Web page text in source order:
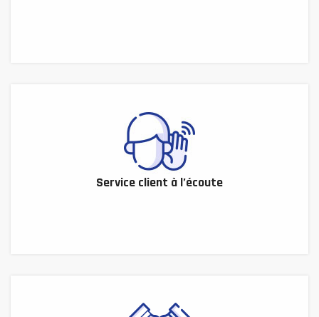
Service client à l’écoute